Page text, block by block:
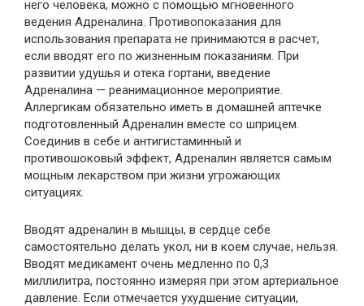
него человека, можно с помощью мгновенного
ведения Адреналина. Противопоказания для
использования препарата не принимаются в расчет,
если вводят его по жизненным показаниям. При
развитии удушья и отека гортани, введение
Адреналина — реанимационное мероприятие.
Аллергикам обязательно иметь в домашней аптечке
подготовленный Адреналин вместе со шприцем.
Соединив в себе и антигистаминный и
противошоковый эффект, Адреналин является самым
мощным лекарством при жизни угрожающих
ситуациях.
Вводят адреналин в мышцы, в сердце себе
самостоятельно делать укол, ни в коем случае, нельзя.
Вводят медикамент очень медленно по 0,3
миллилитра, постоянно измеряя при этом артериальное
давление. Если отмечается ухудшение ситуации,